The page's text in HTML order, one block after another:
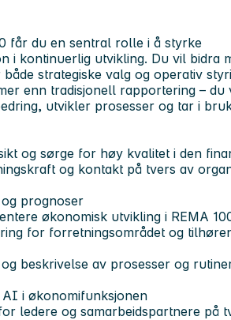
får du en sentral rolle i å styrke
i kontinuerlig utvikling. Du vil bidra
strategiske valg og operativ
enn tradisjonell rapportering –
utvikler prosesser og tar i
og sørge for høy kvalitet i den
og kontakt på tvers av
prognoser
økonomisk utvikling i REMA
for forretningsområdet og
beskrivelse av prosesser og
i økonomifunksjonen
ledere og samarbeidspartnere på